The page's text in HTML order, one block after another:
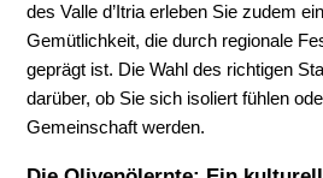
des Valle d’Itria erleben Sie zudem
Gemütlichkeit, die durch regionale
geprägt ist. Die Wahl des richtigen
darüber, ob Sie sich isoliert fühlen
Gemeinschaft werden.